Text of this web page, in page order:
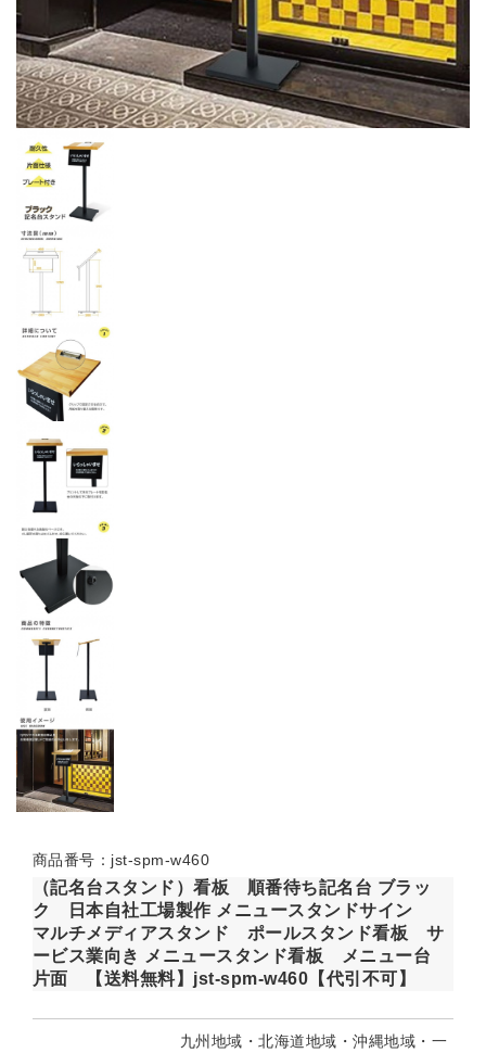
商品番号：jst-spm-w460
（記名台スタンド）看板 順番待ち記名台 ブラッ
ク 日本自社工場製作 メニュースタンドサイン
マルチメディアスタンド ポールスタンド看板 サ
ービス業向き メニュースタンド看板 メニュー台
片面 【送料無料】jst-spm-w460【代引不可】
九州地域・北海道地域・沖縄地域・一